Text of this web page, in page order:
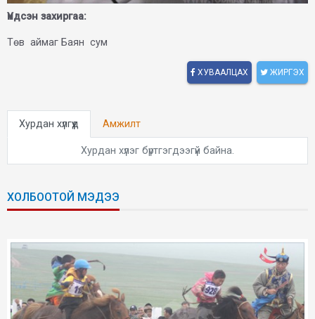
Үндсэн захиргаа:
Төв аймаг Баян сум
ХУВААЛЦАХ ЖИРГЭХ
Хурдан хүлгүүд Амжилт
Хурдан хүлэг бүртгэгдээгүй байна.
ХОЛБООТОЙ МЭДЭЭ